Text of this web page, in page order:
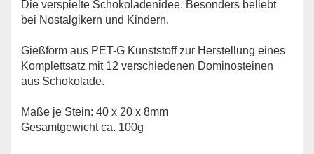
Die verspielte Schokoladenidee. Besonders beliebt
bei Nostalgikern und Kindern.
Gießform aus PET-G Kunststoff zur Herstellung eines
Komplettsatz mit 12 verschiedenen Dominosteinen
aus Schokolade.
Maße je Stein: 40 x 20 x 8mm
Gesamtgewicht ca. 100g